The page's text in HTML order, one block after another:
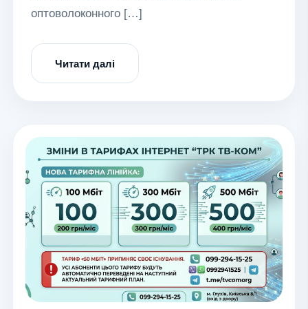
оптоволоконного […]
Читати далі